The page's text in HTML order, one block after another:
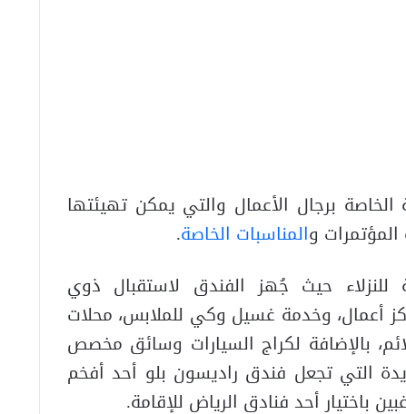
الخاصة برجال الأعمال والتي يمكن تهيئتها
المناسبات الخاصة.
للنزلاء حيث جُهز الفندق لاستقبال ذوي
أعمال، وخدمة غسيل وكي للملابس، محلات
بالإضافة لكراج السيارات وسائق مخصص
التي تجعل فندق راديسون بلو أحد أفخم
باختيار أحد فنادق الرياض للإقامة.